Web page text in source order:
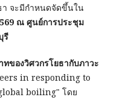
า จะมีกำหนดจัดขึ้นใน
ณ ศูนย์การประชุม
รี
ทของวิศวกรโยธากับภาวะ
in responding to
boiling" โดย